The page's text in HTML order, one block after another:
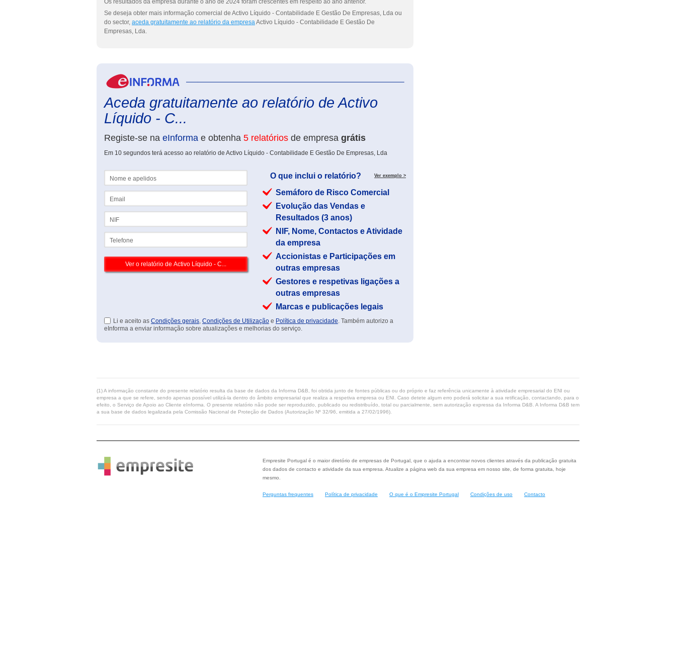
Os resultados da empresa durante o ano de 2024 foram crescentes em respeito ao ano anterior.
Se deseja obter mais informação comercial de Activo Líquido - Contabilidade E Gestão De Empresas, Lda ou
do sector, aceda gratuitamente ao relatório da empresaActivo Líquido - Contabilidade E Gestão De
Empresas, Lda.
Aceda gratuitamente ao relatório de Activo
Líquido - C...
Registe-se na eInforma e obtenha 5 relatórios de empresa grátis
Em 10 segundos terá acesso ao relatório de Activo Líquido - Contabilidade E Gestão De Empresas, Lda
O que inclui o relatório? Ver exemplo >
Semáforo de Risco Comercial
Evolução das Vendas e
Resultados (3 anos)
NIF, Nome, Contactos e Atividade
da empresa
Accionistas e Participações em
outras empresas
Gestores e respetivas ligações a
outras empresas
Marcas e publicações legais
Li e aceito as Condições gerais, Condições de Utilização e Política de privacidade. Também autorizo a
eInforma a enviar informação sobre atualizações e melhorias do serviço.
(1) A informação constante do presente relatório resulta da base de dados da Informa D&B, foi obtida junto de fontes públicas ou do próprio e faz referência unicamente à atividade empresarial do ENI ou
empresa a que se refere, sendo apenas possível utilizá-la dentro do âmbito empresarial que realiza a respetiva empresa ou ENI. Caso detete algum erro poderá solicitar a sua retificação, contactando, para o
efeito, o Serviço de Apoio ao Cliente eInforma. O presente relatório não pode ser reproduzido, publicado ou redistribuído, total ou parcialmente, sem autorização expressa da Informa D&B. A Informa D&B tem
a sua base de dados legalizada pela Comissão Nacional de Proteção de Dados (Autorização Nº 32/96, emitida a 27/02/1996).
Empresite Portugal é o maior diretório de empresas de Portugal, que o ajuda a encontrar novos clientes através da publicação gratuita
dos dados de contacto e atividade da sua empresa. Atualize a página web da sua empresa em nosso site, de forma gratuita, hoje
mesmo.
Perguntas frequentes Política de privacidade O que é o Empresite Portugal Condições de uso Contacto